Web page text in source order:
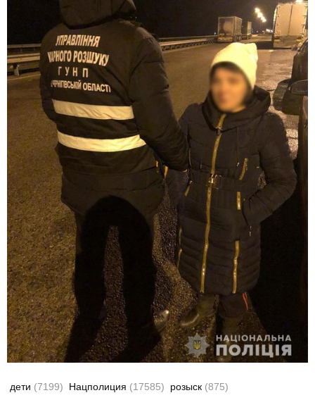
дети (7199) Нацполиция (17585) розыск (875)